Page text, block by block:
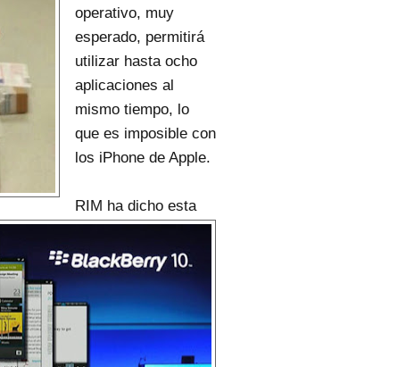
operativo, muy
esperado, permitirá
utilizar hasta ocho
aplicaciones al
mismo tiempo, lo
que es imposible con
los iPhone de Apple.
RIM ha dicho esta